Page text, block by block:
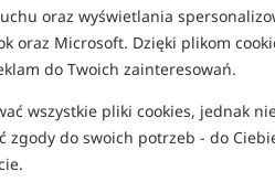
oraz wyświetlania
oraz Microsoft. Dzięki plikom
do Twoich zainteresowań.
wszystkie pliki cookies, jednak
zgody do swoich potrzeb - do
Korda Flatiner Pear Inline
Ciężarek przelotowy - centryczny